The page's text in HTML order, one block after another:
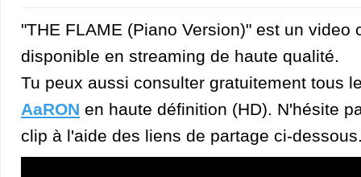
"THE FLAME (Piano Version)" est un video
disponible en streaming de haute qualité.
Tu peux aussi consulter gratuitement tous
AaRON en haute définition (HD). N'hésite
clip à l'aide des liens de partage ci-